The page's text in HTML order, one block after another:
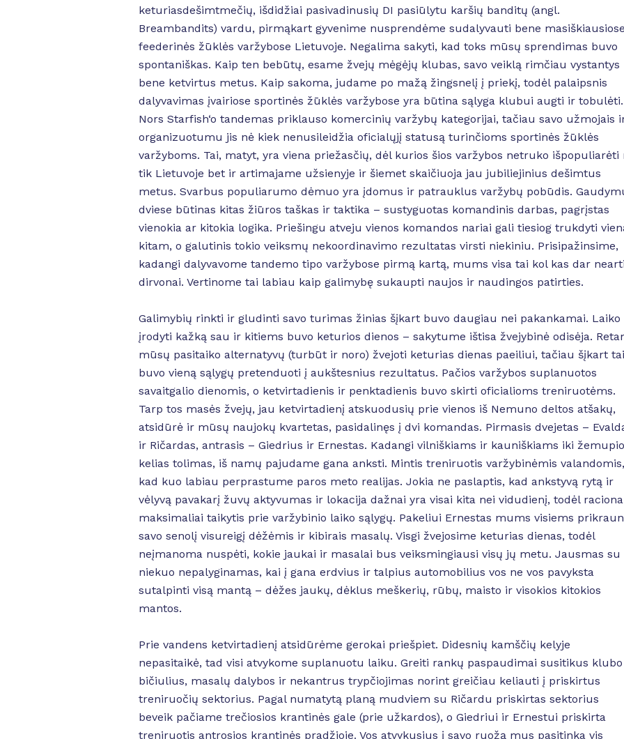
keturiasdešimtmečių, išdidžiai pasivadinusių DI pasiūlytu karšių banditų (angl.
Breambandits) vardu, pirmąkart gyvenime nusprendėme sudalyvauti bene
feederinės žūklės varžybose Lietuvoje. Negalima sakyti, kad toks mūsų sprendimas buvo
spontaniškas. Kaip ten bebūtų, esame žvejų mėgėjų klubas, savo veiklą rimčiau vystantys
bene ketvirtus metus. Kaip sakoma, judame po mažą žingsnelį į priekį, todėl palaipsnis
dalyvavimas įvairiose sportinės žūklės varžybose yra būtina sąlyga klubui augti ir tobulėti.
Nors Starfish‘o tandemas priklauso komercinių varžybų kategorijai, tačiau savo užmojais
organizuotumu jis nė kiek nenusileidžia oficialųjį statusą turinčioms sportinės žūklės
varžyboms. Tai, matyt, yra viena priežasčių, dėl kurios šios varžybos netruko išpopuliarėti
tik Lietuvoje bet ir artimajame užsienyje ir šiemet skaičiuoja jau jubiliejinius dešimtus
metus. Svarbus populiarumo dėmuo yra įdomus ir patrauklus varžybų pobūdis.
dviese būtinas kitas žiūros taškas ir taktika – sustyguotas komandinis darbas, pagrįstas
vienokia ar kitokia logika. Priešingu atveju vienos komandos nariai gali tiesiog trukdyti
kitam, o galutinis tokio veiksmų nekoordinavimo rezultatas virsti niekiniu. Prisipažinsime,
kadangi dalyvavome tandemo tipo varžybose pirmą kartą, mums visa tai kol kas dar
dirvonai. Vertinome tai labiau kaip galimybę sukaupti naujos ir naudingos patirties.
Galimybių rinkti ir gludinti savo turimas žinias šįkart buvo daugiau nei pakankamai. Laiko
įrodyti kažką sau ir kitiems buvo keturios dienos – sakytume ištisa žvejybinė odisėja.
mūsų pasitaiko alternatyvų (turbūt ir noro) žvejoti keturias dienas paeiliui, tačiau šįkart tai
buvo vieną sąlygų pretenduoti į aukštesnius rezultatus. Pačios varžybos suplanuotos
savaitgalio dienomis, o ketvirtadienis ir penktadienis buvo skirti oficialioms treniruotėms.
Tarp tos masės žvejų, jau ketvirtadienį atskuodusių prie vienos iš Nemuno deltos atšakų,
atsidūrė ir mūsų naujokų kvartetas, pasidalinęs į dvi komandas. Pirmasis dvejetas –
ir Ričardas, antrasis – Giedrius ir Ernestas. Kadangi vilniškiams ir kauniškiams iki žemupio
kelias tolimas, iš namų pajudame gana anksti. Mintis treniruotis varžybinėmis valandomis,
kad kuo labiau perprastume paros meto realijas. Jokia ne paslaptis, kad ankstyvą rytą ir
vėlyvą pavakarį žuvų aktyvumas ir lokacija dažnai yra visai kita nei vidudienį, todėl
maksimaliai taikytis prie varžybinio laiko sąlygų. Pakeliui Ernestas mums visiems
savo senolį visureigį dėžėmis ir kibirais masalų. Visgi žvejosime keturias dienas, todėl
neįmanoma nuspėti, kokie jaukai ir masalai bus veiksmingiausi visų jų metu. Jausmas su
niekuo nepalyginamas, kai į gana erdvius ir talpius automobilius vos ne vos pavyksta
sutalpinti visą mantą – dėžes jaukų, dėklus meškerių, rūbų, maisto ir visokios kitokios
mantos.
Prie vandens ketvirtadienį atsidūrėme gerokai priešpiet. Didesnių kamščių kelyje
nepasitaikė, tad visi atvykome suplanuotu laiku. Greiti rankų paspaudimai susitikus klubo
bičiulius, masalų dalybos ir nekantrus trypčiojimas norint greičiau keliauti į priskirtus
treniruočių sektorius. Pagal numatytą planą mudviem su Ričardu priskirtas sektorius
beveik pačiame trečiosios krantinės gale (prie užkardos), o Giedriui ir Ernestui priskirta
treniruotis antrosios krantinės pradžioje. Vos atvykusius į savo ruožą mus pasitinka vis